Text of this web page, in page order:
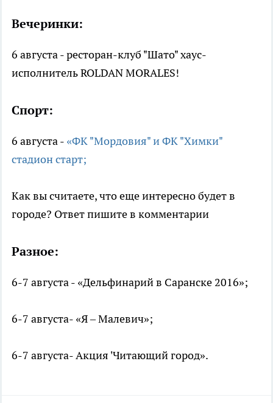
Вечеринки:
6 августа - ресторан-клуб "Шато" хаус-
исполнитель ROLDAN MORALES!
Спорт:
6 августа - «ФК "Мордовия" и ФК "Химки"
стадион старт;
Как вы считаете, что еще интересно будет в
городе? Ответ пишите в комментарии
Разное:
6-7 августа - «Дельфинарий в Саранске 2016»;
6-7 августа- «Я – Малевич»;
6-7 августа- Акция 'Читающий город».